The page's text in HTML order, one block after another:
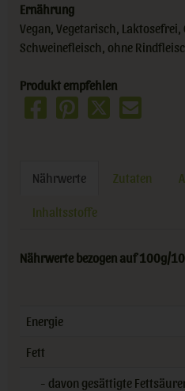
Ernährung
Vegan, Vegetarisch,
Schweinefleisch, ohne
Produkt empfehlen
Nährwerte Zutaten
Inhaltsstoffe
Nährwerte bezogen auf 100g/
Energie
Fett
- davon gesättigte